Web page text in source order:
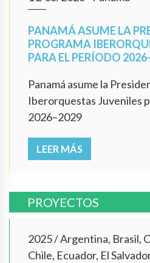
PANAMÁ ASUME LA
PROGRAMA
PARA EL PERÍODO
Panamá asume la
Iberorquestas Juveniles
2026–2029
LEER MÁS
PROYECTOS
2025/Argentina, Brasil,
Chile, Ecuador, El